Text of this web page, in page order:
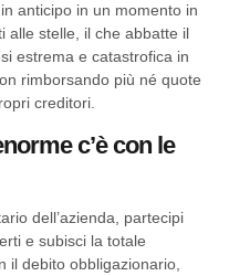
anticipo in un momento in
alle stelle, il che abbatte il
estrema e catastrofica in
rimborsando più né quote
creditori.
c’è con le
dell’azienda, partecipi
e subisci la totale
il debito obbligazionario,